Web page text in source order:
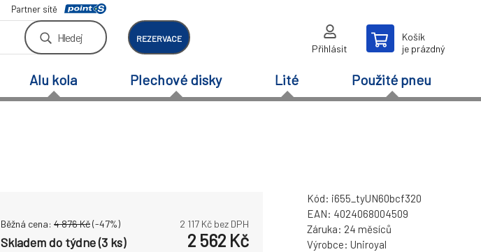
Partner sítě
Hledej REZERVACE
Přihlásit
Košík
je prázdný
Alu kola Plechové disky Lité Použité pneu
Běžná cena: 4 876Kč(-47%) 2 117 Kč bez DPH
Skladem do týdne (3 ks) 2 562 Kč
Kód: i655_tyUN60bcf320
EAN: 4024068004509
Záruka: 24 měsíců
Výrobce: Uniroyal